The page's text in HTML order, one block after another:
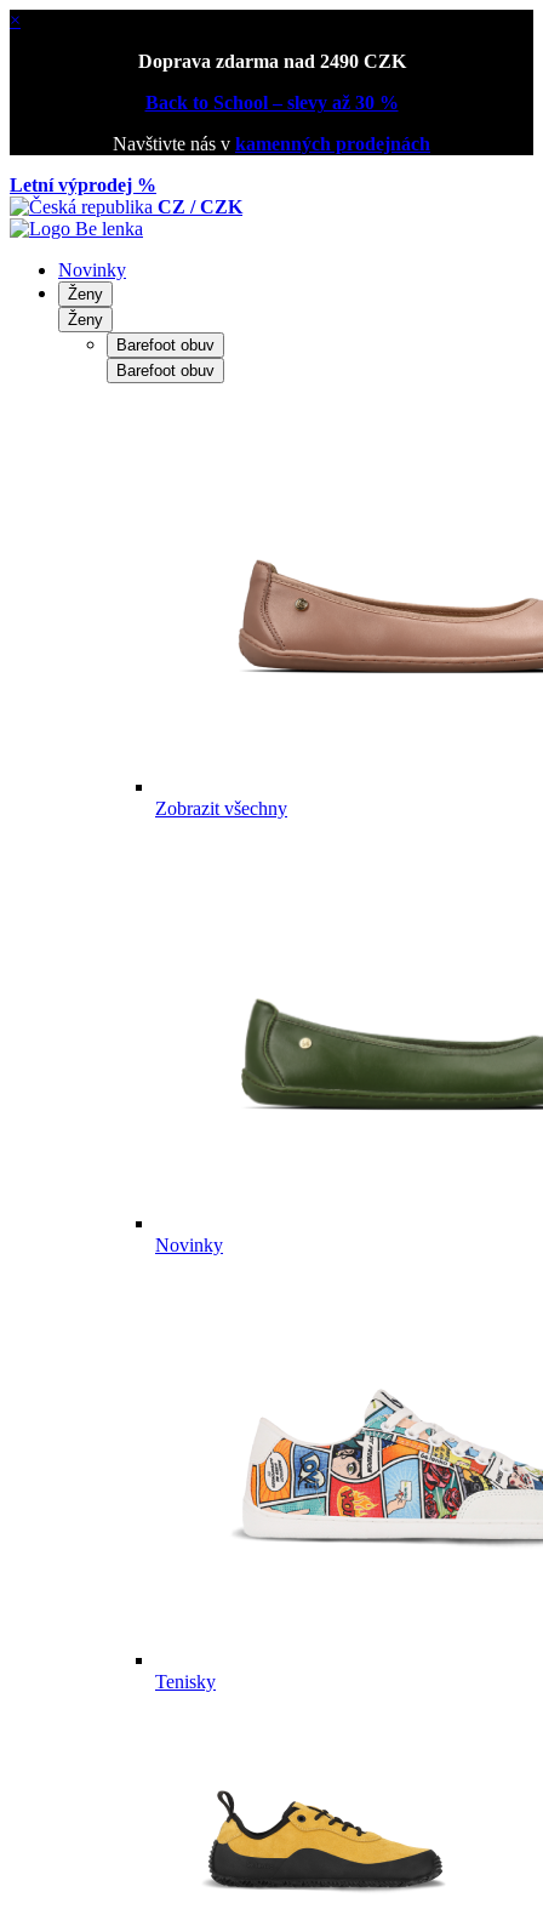
×
Doprava zdarma nad 2490 CZK
Back to School – slevy až 30 %
Navštivte nás v kamenných prodejnách
Letní výprodej %
CZ / CZK
Novinky
Ženy
Ženy
Barefoot obuv
Barefoot obuv
Zobrazit všechny
Novinky
Tenisky